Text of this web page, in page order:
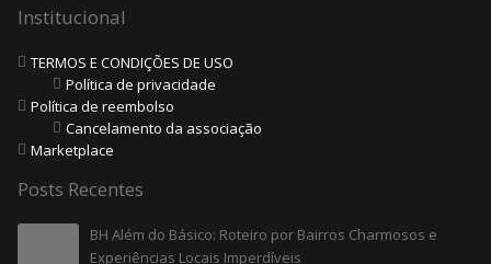
Institucional
TERMOS E CONDIÇÕES DE USO
Política de privacidade
Política de reembolso
Cancelamento da associação
Marketplace
Posts Recentes
BH Além do Básico: Roteiro por Bairros Charmosos e
Experiências Locais Imperdíveis